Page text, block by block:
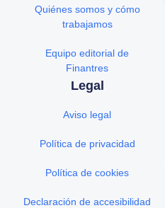
Quiénes somos y cómo
trabajamos
Equipo editorial de
Finantres
Legal
Aviso legal
Política de privacidad
Política de cookies
Declaración de accesibilidad